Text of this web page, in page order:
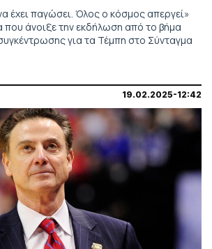
έχει παγώσει. Όλος ο κόσμος απεργεί»
που άνοιξε την εκδήλωση από το βήμα
για τα Τέμπη στο Σύνταγμα
19.02.2025-12:42